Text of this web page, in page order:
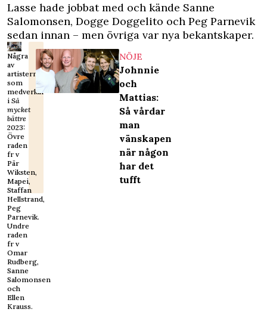
Lasse hade jobbat med och kände Sanne
Salomonsen, Dogge Doggelito och Peg Parnevik
sedan innan – men övriga var nya bekantskaper.
Några
av
artisterna
som
medverkar
i Så
mycket
bättre
2023:
Övre
raden
fr v
Pär
Wiksten,
Mapei,
Staffan
Hellstrand,
Peg
Parnevik.
Undre
raden
fr v
Omar
Rudberg,
Sanne
Salomonsen
och
Ellen
Krauss.
NÖJE
Johnnie
och
Mattias:
Så vårdar
man
vänskapen
när någon
har det
tufft